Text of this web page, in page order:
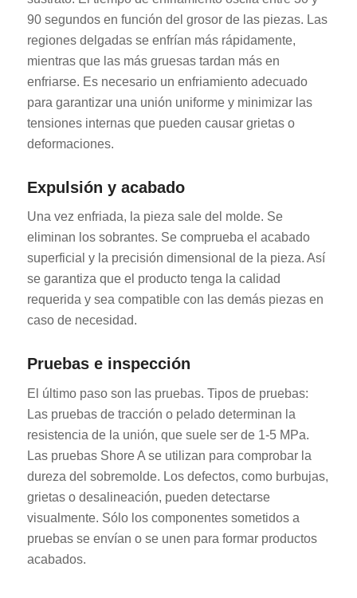
90 segundos en función del grosor de las piezas. Las
regiones delgadas se enfrían más rápidamente,
mientras que las más gruesas tardan más en
enfriarse. Es necesario un enfriamiento adecuado
para garantizar una unión uniforme y minimizar las
tensiones internas que pueden causar grietas o
deformaciones.
Expulsión y acabado
Una vez enfriada, la pieza sale del molde. Se
eliminan los sobrantes. Se comprueba el acabado
superficial y la precisión dimensional de la pieza. Así
se garantiza que el producto tenga la calidad
requerida y sea compatible con las demás piezas en
caso de necesidad.
Pruebas e inspección
El último paso son las pruebas. Tipos de pruebas:
Las pruebas de tracción o pelado determinan la
resistencia de la unión, que suele ser de 1-5 MPa.
Las pruebas Shore A se utilizan para comprobar la
dureza del sobremolde. Los defectos, como burbujas,
grietas o desalineación, pueden detectarse
visualmente. Sólo los componentes sometidos a
pruebas se envían o se unen para formar productos
acabados.